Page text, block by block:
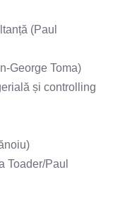
(Paul
George Toma)
și controlling
Toader/Paul